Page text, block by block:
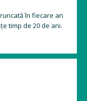
în fiecare an
timp de 20 de ani.